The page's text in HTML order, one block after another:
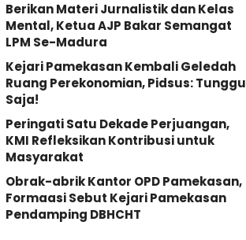
Berikan Materi Jurnalistik dan Kelas
Mental, Ketua AJP Bakar Semangat
LPM Se-Madura
Kejari Pamekasan Kembali Geledah
Ruang Perekonomian, Pidsus: Tunggu
Saja!
Peringati Satu Dekade Perjuangan,
KMI Refleksikan Kontribusi untuk
Masyarakat
Obrak-abrik Kantor OPD Pamekasan,
Formaasi Sebut Kejari Pamekasan
Pendamping DBHCHT